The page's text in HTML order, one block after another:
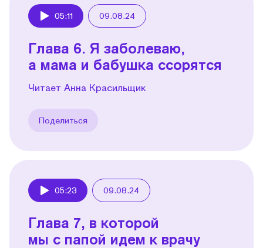
05:11 09.08.24
Глава 6. Я заболеваю,
а мама и бабушка ссорятся
Читает Анна Красильщик
Поделиться
05:23 09.08.24
Глава 7, в которой
мы с папой идем к врачу